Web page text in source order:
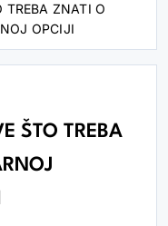
TREBA ZNATI O
OPCIJI
ŠTO TREBA